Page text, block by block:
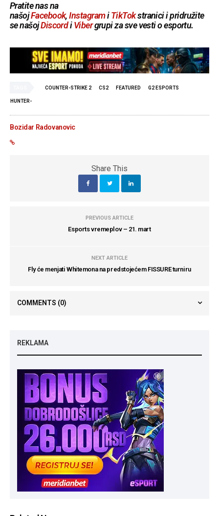
Pratite nas na
našojFacebook,InstagramiTikTokstranici i pridružite
se našojDiscordiVibergrupi za sve vesti o esportu.
COUNTER-STRIKE 2 CS2 FEATURED G2 ESPORTS
HUNTER-
Bozidar Radovanovic
Share This
PREVIOUS ARTICLE
Esports vremeplov – 21. mart
NEXT ARTICLE
Fly će menjati Whitemona na predstojećem FISSURE turniru
COMMENTS (0)
REKLAMA